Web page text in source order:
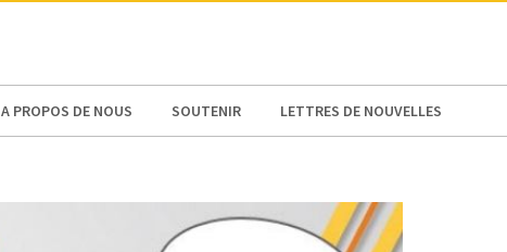
A PROPOS DE NOUS SOUTENIR LETTRES DE NOUVELLES